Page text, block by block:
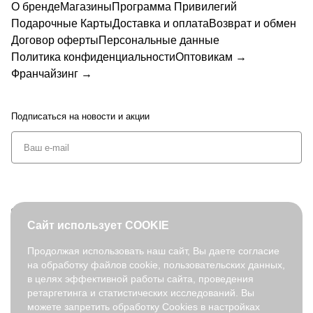
О брендеМагазиныПрограмма Привилегий
Подарочные КартыДоставка и оплатаВозврат и обмен
Договор офертыПерсональные данные
Политика конфиденциальностиОптовикам →
Франчайзинг →
Подписаться на новости и акции
© 2026. fabretti.ru. Все права защищены
На информационном ресурсе применяются
рекомендательные
технологии .
Сайт использует COOKIE
Продолжая использовать наш сайт, Вы даете согласие
на обработку файлов cookie, пользовательских данных,
в целях эффективной работы сайта, проведения
ретаргетинга и статистических исследований. Вы
можете запретить обработку Cookies в настройках